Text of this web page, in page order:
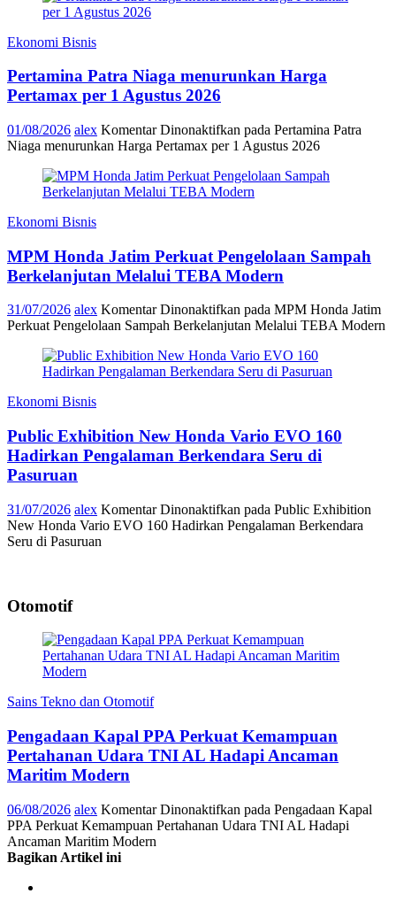
Ekonomi Bisnis
Pertamina Patra Niaga menurunkan Harga
Pertamax per 1 Agustus 2026
01/08/2026 alex Komentar Dinonaktifkan pada Pertamina Patra
Niaga menurunkan Harga Pertamax per 1 Agustus 2026
Ekonomi Bisnis
MPM Honda Jatim Perkuat Pengelolaan Sampah
Berkelanjutan Melalui TEBA Modern
31/07/2026 alex Komentar Dinonaktifkan pada MPM Honda Jatim
Perkuat Pengelolaan Sampah Berkelanjutan Melalui TEBA Modern
Ekonomi Bisnis
Public Exhibition New Honda Vario EVO 160
Hadirkan Pengalaman Berkendara Seru di
Pasuruan
31/07/2026 alex Komentar Dinonaktifkan pada Public Exhibition
New Honda Vario EVO 160 Hadirkan Pengalaman Berkendara
Seru di Pasuruan
Otomotif
Sains Tekno dan Otomotif
Pengadaan Kapal PPA Perkuat Kemampuan
Pertahanan Udara TNI AL Hadapi Ancaman
Maritim Modern
06/08/2026 alex Komentar Dinonaktifkan pada Pengadaan Kapal
PPA Perkuat Kemampuan Pertahanan Udara TNI AL Hadapi
Ancaman Maritim Modern
Bagikan Artikel ini